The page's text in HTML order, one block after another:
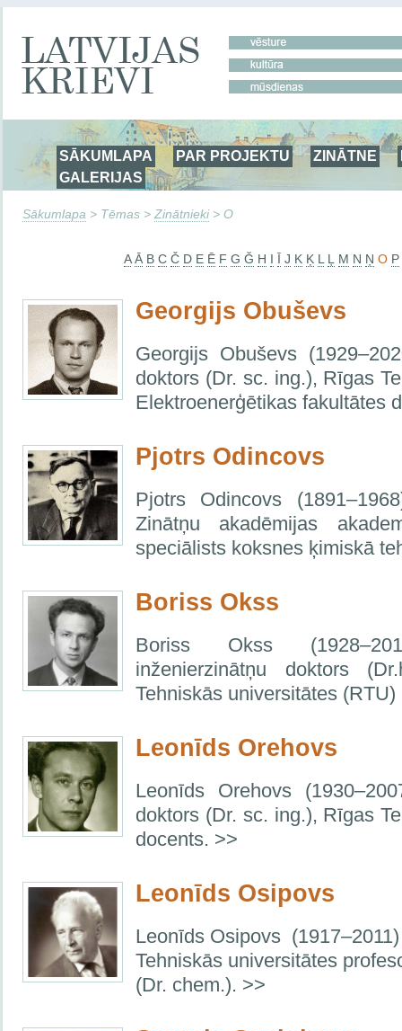
SĀKUMLAPA PAR PROJEKTU ZINĀTNE
GALERIJAS
Sākumlapa > Tēmas > Zinātnieki> O
A Ā B C Č D E Ē F G Ğ H I Ī J K Ķ L Ļ M N Ņ O P
Georgijs Obuševs
Georgijs Obuševs
doktors (Dr. sc. ing.), Rīgas
Elektroenerģētikas fakultātes
Pjotrs Odincovs
Pjotrs Odincovs
Zinātņu akadēmijas
speciālists koksnes ķimiskā
Boriss Okss
Boriss Okss
inženierzinātņu doktors
Tehniskās universitātes
Leonīds Orehovs
Leonīds Orehovs
doktors (Dr. sc. ing.), Rīgas
docents. >>
Leonīds Osipovs
Leonīds Osipovs
Tehniskās universitātes
(Dr. chem.). >>